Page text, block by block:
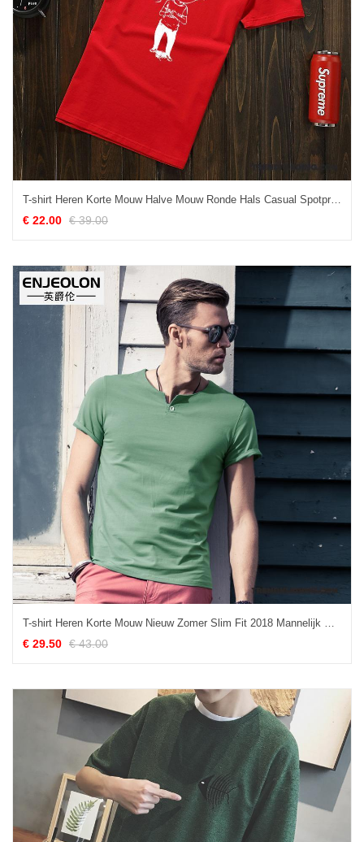
T-shirt Heren Korte Mouw Halve Mouw Ronde Hals Casual Spotprent Student Rood
€ 22.00 € 39.00
T-shirt Heren Korte Mouw Nieuw Zomer Slim Fit 2018 Mannelijk Groen
€ 29.50 € 43.00